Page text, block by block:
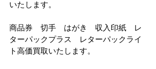
いたします。
商品券　切手　はがき　収入印紙　レ
ターパックプラス　レターパックライ
ト高価買取いたします。